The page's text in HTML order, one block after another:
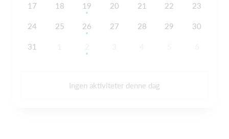
17 18 19 20 21 22 23
24 25 26 27 28 29 30
31
Ingen aktiviteter denne dag